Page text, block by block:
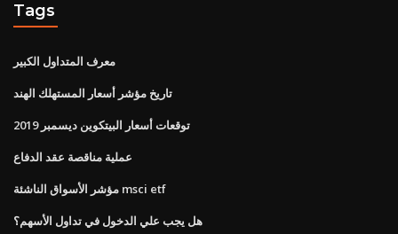
Tags
معرف المتداول الكبير
تاريخ مؤشر أسعار المستهلك الهند
توقعات أسعار البيتكوين ديسمبر 2019
عملية مناقصة عقد الدفاع
مؤشر الأسواق الناشئة msci etf
هل يجب علي الدخول في تداول الأسهم؟